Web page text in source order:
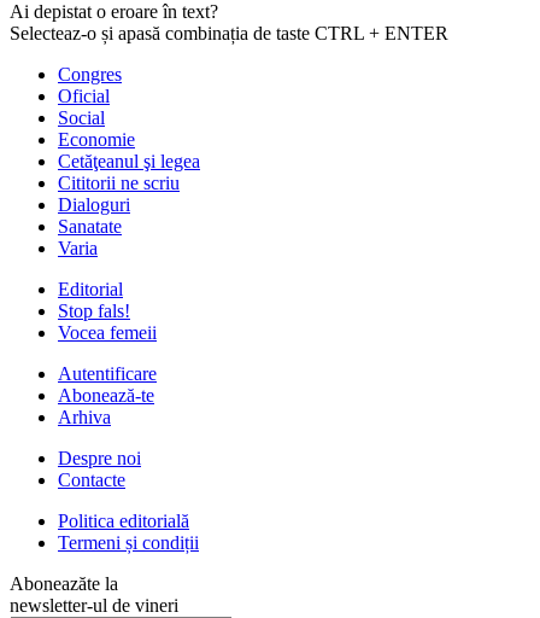
Ai depistat o eroare în text?
Selecteaz-o și apasă combinația de taste CTRL + ENTER
Congres
Oficial
Social
Economie
Cetăţeanul şi legea
Cititorii ne scriu
Dialoguri
Sanatate
Varia
Editorial
Stop fals!
Vocea femeii
Autentificare
Abonează-te
Arhiva
Despre noi
Contacte
Politica editorială
Termeni și condiții
Aboneazăte la
newsletter-ul de vineri